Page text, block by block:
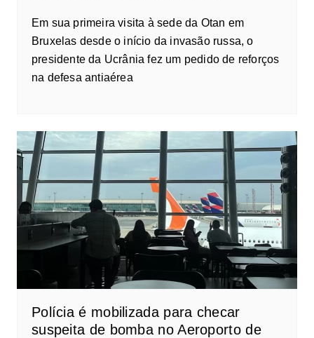
Em sua primeira visita à sede da Otan em
Bruxelas desde o início da invasão russa, o
presidente da Ucrânia fez um pedido de reforços
na defesa antiaérea
Polícia é mobilizada para checar
suspeita de bomba no Aeroporto de